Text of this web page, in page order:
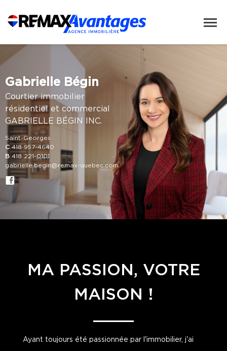
Gabrielle Bégin
Courtier immobilier
résidentiel et commercial
GABRIELLE BÉGIN INC.
Saint-Georges
C 418 957-4640
B 418 221-0101
gabrielle.begin@remax-quebec.com
MA PASSION, VOTRE
MAISON !
Ayant toujours été passionnée par l'immobilier, j'ai